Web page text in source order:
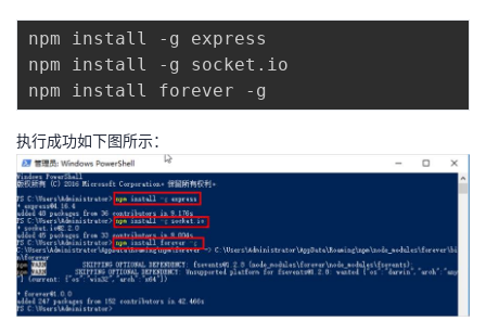
npm install -g express
npm install -g socket.io
执行成功如下图所示：